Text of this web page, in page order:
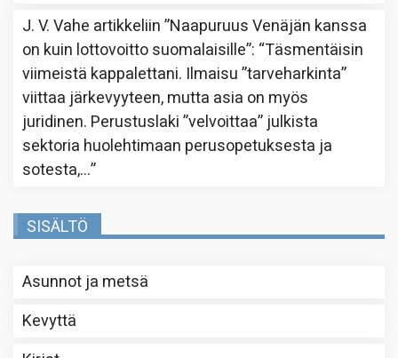
J. V. Vahe artikkeliin”Naapuruus Venäjän kanssa
on kuin lottovoitto suomalaisille”: “Täsmentäisin
viimeistä kappalettani. Ilmaisu ”tarveharkinta”
viittaa järkevyyteen, mutta asia on myös
juridinen. Perustuslaki ”velvoittaa” julkista
sektoria huolehtimaan perusopetuksesta ja
sotesta,…”
SISÄLTÖ
Asunnot ja metsä
Kevyttä